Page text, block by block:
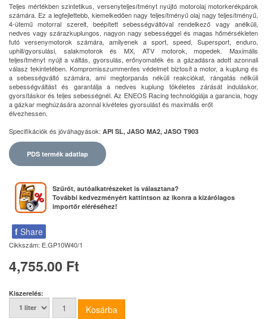
Teljes mértékben szintetikus, versenyteljesítményt nyújtó motorolaj motorkerékpárok
számára. Ez a legfejlettebb, kiemelkedően nagy teljesítményű olaj nagy teljesítményű,
4-ütemű motorral szerelt, beépített sebességváltóval rendelkező vagy anélküli,
nedves vagy szárazkuplungos, nagyon nagy sebességgel és magas hőmérsékleten
futó versenymotorok számára, amilyenek a sport, speed, Supersport, enduro,
uphill/gyorsulási, salakmotorok és MX, ATV motorok, mopedek. Maximális
teljesítményt nyújt a váltás, gyorsulás, erőnyomaték és a gázadásra adott azonnali
válasz tekintetében. Kompromisszummentes védelmet biztosít a motor, a kuplung és
a sebességváltó számára, ami megtorpanás néküli reakciókat, rángatás nélküli
sebességváltást és garantálja a nedves kuplung tökéletes zárását induláskor,
gyorsításkor és teljes sebességnél. Az ENEOS Racing technológiája a garancia, hogy
a gázkar meghúzására azonnal kivételes gyorsulást és maximális erőt
élvezhessen.
Specifikációk és jóváhagyások: API SL, JASO MA2, JASO T903
PDS termék adatlap
Szűrőt, autóalkatrészeket is választana?
További kedvezményért kattintson az ikonra a kizárólagos
importőr eléréséhez!
f Share
Cikkszám: E.GP10W40/1
4,755.00 Ft
Kiszerelés: